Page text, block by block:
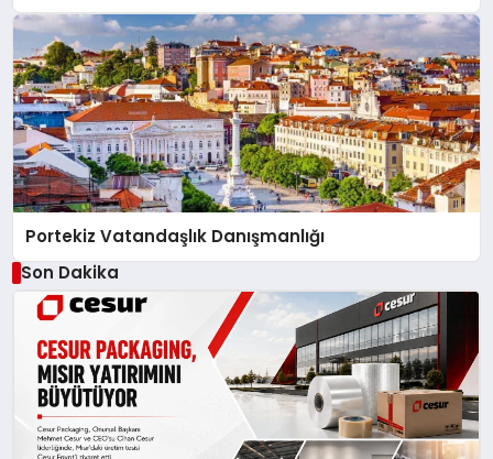
Portekiz Vatandaşlık Danışmanlığı
Son Dakika